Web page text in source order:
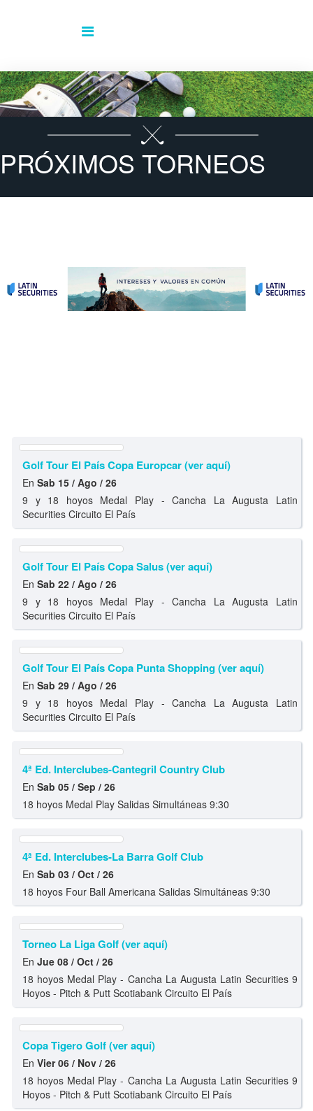
PRÓXIMOS TORNEOS
Golf Tour El País Copa Europcar (ver aquí)
EnSab 15 / Ago / 26
9 y 18 hoyos Medal Play - Cancha La Augusta Latin
Securities Circuito El País
Golf Tour El País Copa Salus (ver aquí)
EnSab 22 / Ago / 26
9 y 18 hoyos Medal Play - Cancha La Augusta Latin
Securities Circuito El País
Golf Tour El País Copa Punta Shopping (ver aquí)
EnSab 29 / Ago / 26
9 y 18 hoyos Medal Play - Cancha La Augusta Latin
Securities Circuito El País
4ª Ed. Interclubes-Cantegril Country Club
EnSab 05 / Sep / 26
18 hoyos Medal Play Salidas Simultáneas 9:30
4ª Ed. Interclubes-La Barra Golf Club
EnSab 03 / Oct / 26
18 hoyos Four Ball Americana Salidas Simultáneas 9:30
Torneo La Liga Golf (ver aquí)
EnJue 08 / Oct / 26
18 hoyos Medal Play - Cancha La Augusta Latin Securities 9
Hoyos - Pitch & Putt Scotiabank Circuito El País
Copa Tigero Golf (ver aquí)
EnVier 06 / Nov / 26
18 hoyos Medal Play - Cancha La Augusta Latin Securities 9
Hoyos - Pitch & Putt Scotiabank Circuito El País